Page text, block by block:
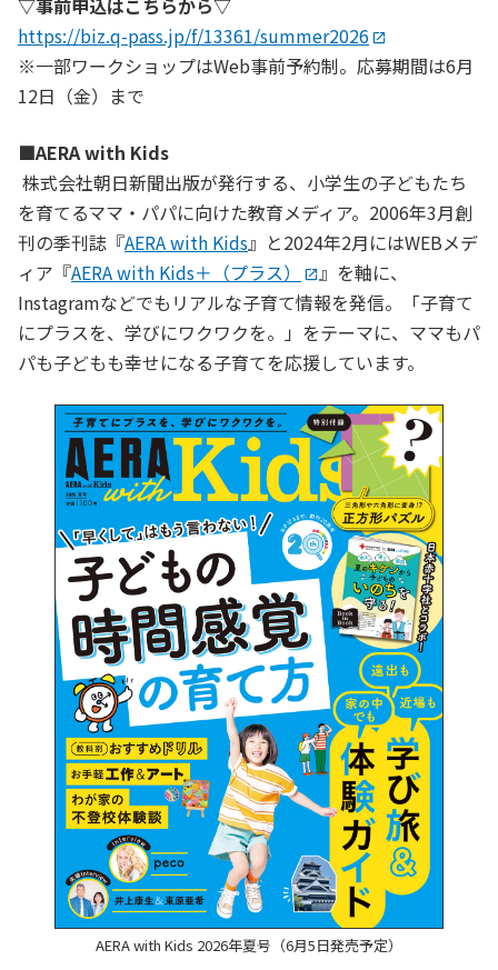
https://biz.q-pass.jp/f/13361/summer2026
※一部ワークショップはWeb事前予約制。応募期間は6月
12日（金）まで
■AERA with Kids
株式会社朝日新聞出版が発行する、小学生の子どもたち
を育てるママ・パパに向けた教育メディア。2006年3月創
刊の季刊誌『AERA with Kids』と2024年2月にはWEBメデ
ィア『AERA with Kids＋（プラス）
』を軸に、
Instagramなどでもリアルな子育て情報を発信。「子育て
にプラスを、学びにワクワクを。」をテーマに、ママもパ
パも子どもも幸せになる子育てを応援しています。
AERA with Kids 2026年夏号（6月5日発売予定）